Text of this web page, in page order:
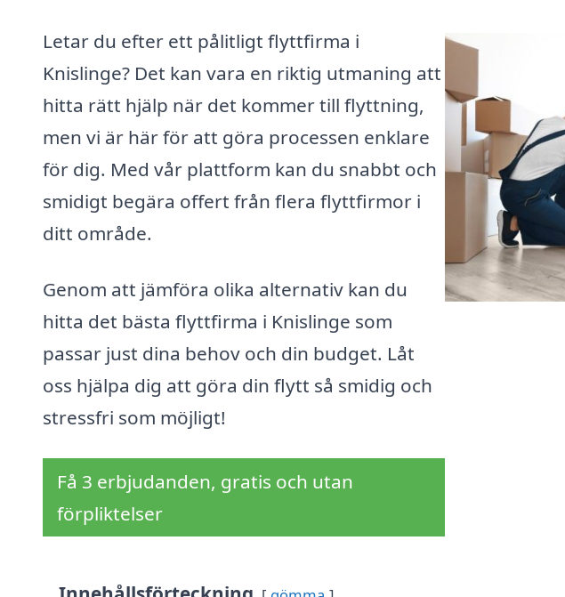
Letar du efter ett pålitligt flyttfirma i
Knislinge? Det kan vara en riktig utmaning att
hitta rätt hjälp när det kommer till flyttning,
men vi är här för att göra processen enklare
för dig. Med vår plattform kan du snabbt och
smidigt begära offert från flera flyttfirmor i
ditt område.
Genom att jämföra olika alternativ kan du
hitta det bästa flyttfirma i Knislinge som
passar just dina behov och din budget. Låt
oss hjälpa dig att göra din flytt så smidig och
stressfri som möjligt!
Få 3 erbjudanden, gratis och utan
förpliktelser